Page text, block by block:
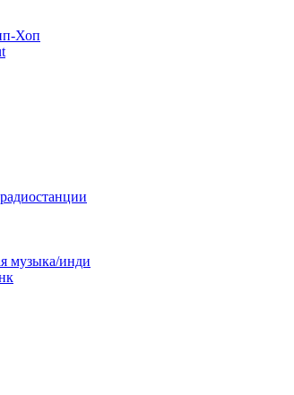
Хоп
музыка/инди